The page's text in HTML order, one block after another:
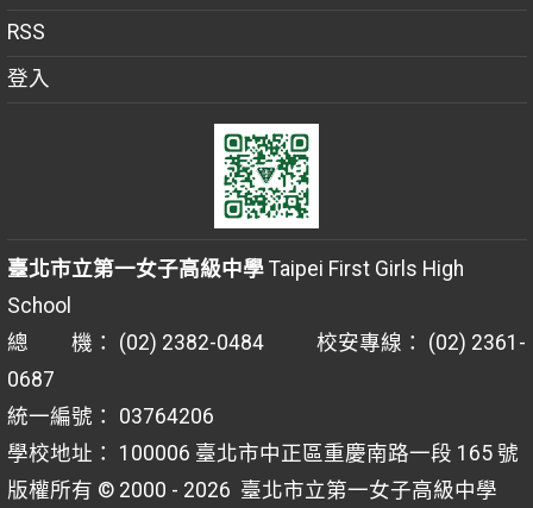
RSS
登入
臺北市立第一女子高級中學Taipei First Girls High
School
總 機： (02) 2382-0484 校安專線： (02) 2361-
0687
統一編號： 03764206
學校地址： 100006 臺北市中正區重慶南路一段 165 號
版權所有 © 2000 - 2026 臺北市立第一女子高級中學